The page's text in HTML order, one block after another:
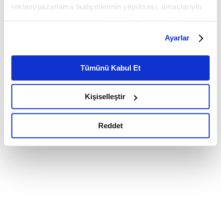
reklam/pazarlama faaliyetlerinin yapılması, amaçlarıyla
belirleyebilirsiniz. Çerezlere ilişkin detaylı bilgi için
Ayarlar butonuna tıklayabilir,Çerez Bilgilendirme
Metnimizi ziyaret edebilirsiniz.
6698 sayılı Kişisel Verilerin Korunması Kanunu uyarınca
okumak ve sitemizi ziyaretiniz kapsamında
gerçekleştirilen veri işleme faaliyetleri ile ilgili daha
detaylı bilgi almak için lütfentıklayınız.
Ayarlar
Tümünü Kabul Et
Kişiselleştir
Reddet